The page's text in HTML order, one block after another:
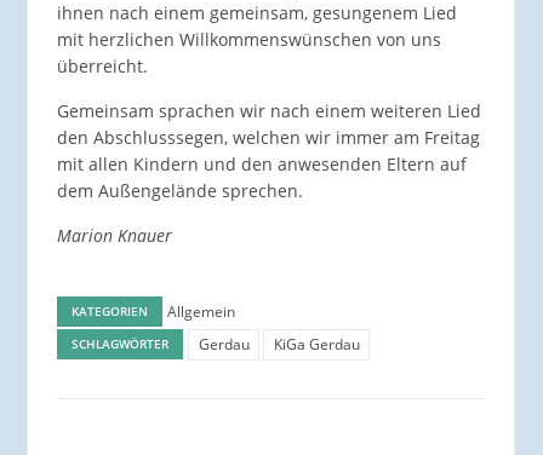
ihnen nach einem gemeinsam, gesungenem Lied
mit herzlichen Willkommenswünschen von uns
überreicht.
Gemeinsam sprachen wir nach einem weiteren Lied
den Abschlusssegen, welchen wir immer am Freitag
mit allen Kindern und den anwesenden Eltern auf
dem Außengelände sprechen.
Marion Knauer
KATEGORIEN Allgemein
SCHLAGWÖRTER Gerdau KiGa Gerdau